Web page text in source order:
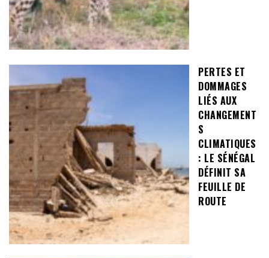
PERTES ET
DOMMAGES
LIÉS AUX
CHANGEMENT
S
CLIMATIQUES
: LE SÉNÉGAL
DÉFINIT SA
FEUILLE DE
ROUTE